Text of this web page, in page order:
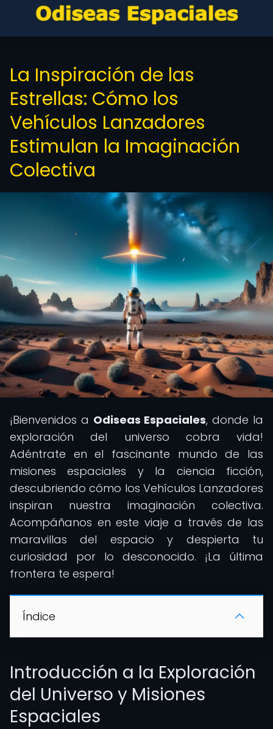
La Inspiración de las
Estrellas: Cómo los
Vehículos Lanzadores
Estimulan la Imaginación
Colectiva
¡Bienvenidos a Odiseas Espaciales, donde la
exploración del universo cobra vida!
Adéntrate en el fascinante mundo de las
misiones espaciales y la ciencia ficción,
descubriendo cómo los Vehículos Lanzadores
inspiran nuestra imaginación colectiva.
Acompáñanos en este viaje a través de las
maravillas del espacio y despierta tu
curiosidad por lo desconocido. ¡La última
frontera te espera!
Índice
Introducción a la Exploración
del Universo y Misiones
Espaciales